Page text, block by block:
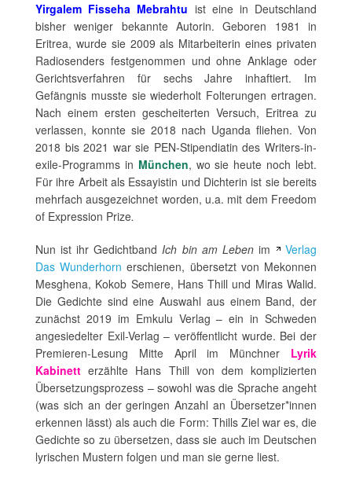
Yirgalem Fisseha Mebrahtu ist eine in Deutschland
bisher weniger bekannte Autorin. Geboren 1981 in
Eritrea, wurde sie 2009 als Mitarbeiterin eines privaten
Radiosenders festgenommen und ohne Anklage oder
Gerichtsverfahren für sechs Jahre inhaftiert. Im
Gefängnis musste sie wiederholt Folterungen ertragen.
Nach einem ersten gescheiterten Versuch, Eritrea zu
verlassen, konnte sie 2018 nach Uganda fliehen. Von
2018 bis 2021 war sie PEN-Stipendiatin des Writers-in-
exile-Programms in München, wo sie heute noch lebt.
Für ihre Arbeit als Essayistin und Dichterin ist sie bereits
mehrfach ausgezeichnet worden, u.a. mit dem Freedom
of Expression Prize.
Nun ist ihr GedichtbandIch bin am Lebenim
Verlag
Das Wunderhorn erschienen, übersetzt von Mekonnen
Mesghena, Kokob Semere, Hans Thill und Miras Walid.
Die Gedichte sind eine Auswahl aus einem Band, der
zunächst 2019 im Emkulu Verlag – ein in Schweden
angesiedelter Exil-Verlag – veröffentlicht wurde. Bei der
Premieren-Lesung Mitte April im Münchner Lyrik
Kabinett erzählte Hans Thill von dem komplizierten
Übersetzungsprozess – sowohl was die Sprache angeht
(was sich an der geringen Anzahl an Übersetzer*innen
erkennen lässt) als auch die Form: Thills Ziel war es, die
Gedichte so zu übersetzen, dass sie auch im Deutschen
lyrischen Mustern folgen und man sie gerne liest.